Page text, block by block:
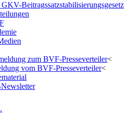
Beitragssatzstabilisierungsgesetz
zum BVF-Presseverteiler<
vom BVF-Presseverteiler<